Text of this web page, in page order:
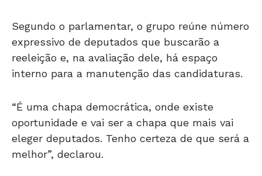
Segundo o parlamentar, o grupo reúne número
expressivo de deputados que buscarão a
reeleição e, na avaliação dele, há espaço
interno para a manutenção das candidaturas.
“É uma chapa democrática, onde existe
oportunidade e vai ser a chapa que mais vai
eleger deputados. Tenho certeza de que será a
melhor”, declarou.